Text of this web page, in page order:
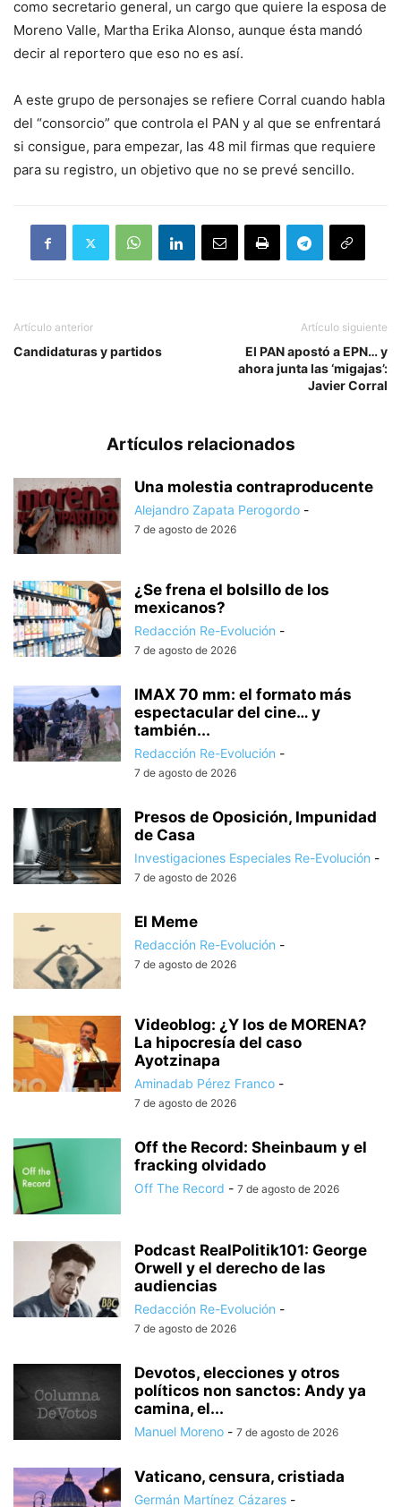
como secretario general, un cargo que quiere la esposa de
Moreno Valle, Martha Erika Alonso, aunque ésta mandó
decir al reportero que eso no es así.
A este grupo de personajes se refiere Corral cuando habla
del “consorcio” que controla el PAN y al que se enfrentará
si consigue, para empezar, las 48 mil firmas que requiere
para su registro, un objetivo que no se prevé sencillo.
Artículo anterior
Candidaturas y partidos
Artículo siguiente
El PAN apostó a EPN… y
ahora junta las ‘migajas’:
Javier Corral
Artículos relacionados
Una molestia contraproducente
Alejandro Zapata Perogordo -
7 de agosto de 2026
¿Se frena el bolsillo de los
mexicanos?
Redacción Re-Evolución -
7 de agosto de 2026
IMAX 70 mm: el formato más
espectacular del cine… y
también...
Redacción Re-Evolución -
7 de agosto de 2026
Presos de Oposición, Impunidad
de Casa
Investigaciones Especiales Re-Evolución -
7 de agosto de 2026
El Meme
Redacción Re-Evolución -
7 de agosto de 2026
Videoblog: ¿Y los de MORENA?
La hipocresía del caso
Ayotzinapa
Aminadab Pérez Franco -
7 de agosto de 2026
Off the Record: Sheinbaum y el
fracking olvidado
Off The Record - 7 de agosto de 2026
Podcast RealPolitik101: George
Orwell y el derecho de las
audiencias
Redacción Re-Evolución -
7 de agosto de 2026
Devotos, elecciones y otros
políticos non sanctos: Andy ya
camina, el...
Manuel Moreno - 7 de agosto de 2026
Vaticano, censura, cristiada
Germán Martínez Cázares -